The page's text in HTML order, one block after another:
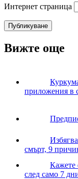
Интернет страница
Вижте още
приложения в
смърт, 9
Кажете
след само 7